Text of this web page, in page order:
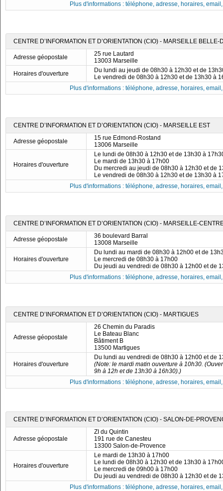
Plus d'informations : téléphone, adresse, horaires,
CENTRE D’INFORMATION ET D’ORIENTATION (CIO) - MARSEILLE BELLE-
Adresse géopostale
25 rue Lautard
13003 Marseille
Horaires d'ouverture
Du lundi au jeudi de 08h30 à 12h30 et de
Le vendredi de 08h30 à 12h30 et de 13h30 à
Plus d'informations : téléphone, adresse, horaires,
CENTRE D’INFORMATION ET D’ORIENTATION (CIO) - MARSEILLE EST
Adresse géopostale
15 rue Edmond-Rostand
13006 Marseille
Horaires d'ouverture
Le lundi de 08h30 à 12h30 et de 13h30 à
Le mardi de 13h30 à 17h00
Du mercredi au jeudi de 08h30 à 12h30 et de
Le vendredi de 08h30 à 12h30 et de 13h30 à
Plus d'informations : téléphone, adresse, horaires,
CENTRE D’INFORMATION ET D’ORIENTATION (CIO) - MARSEILLE-
Adresse géopostale
36 boulevard Barral
13008 Marseille
Horaires d'ouverture
Du lundi au mardi de 08h30 à 12h00 et de
Le mercredi de 08h30 à 17h00
Du jeudi au vendredi de 08h30 à 12h00 et de
Plus d'informations : téléphone, adresse, horaires,
CENTRE D’INFORMATION ET D’ORIENTATION (CIO) - MARTIGUES
Adresse géopostale
26 Chemin du Paradis
Le Bateau Blanc
Bâtiment B
13500 Martigues
Horaires d'ouverture
Du lundi au vendredi de 08h30 à 12h00 et de
(Note: le mardi matin ouverture à 10h30.
9h à 12h et de 13h30 à 16h30).)
Plus d'informations : téléphone, adresse, horaires,
CENTRE D’INFORMATION ET D’ORIENTATION (CIO) - SALON-DE-
Adresse géopostale
ZI du Quintin
191 rue de Canesteu
13300 Salon-de-Provence
Horaires d'ouverture
Le mardi de 13h30 à 17h00
Le lundi de 08h30 à 12h30 et de 13h30 à
Le mercredi de 09h00 à 17h00
Du jeudi au vendredi de 08h30 à 12h30 et de
Plus d'informations : téléphone, adresse, horaires,